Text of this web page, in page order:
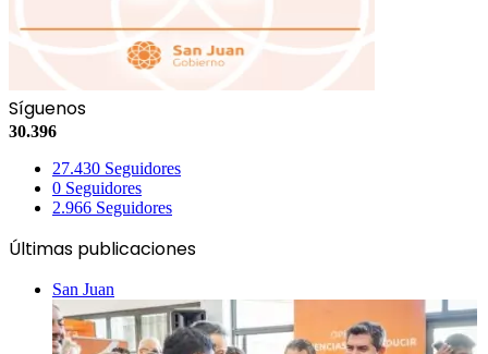
Síguenos
30.396
27.430 Seguidores
0 Seguidores
2.966 Seguidores
Últimas publicaciones
San Juan